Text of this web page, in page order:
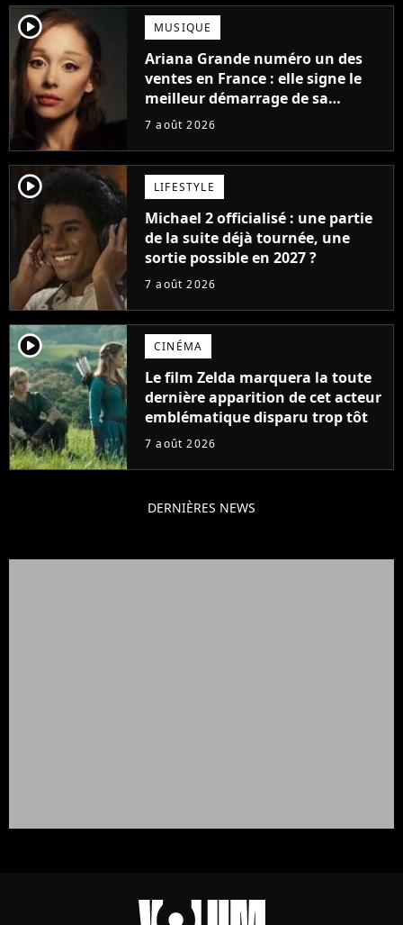
player2 MUSIQUE
Ariana Grande numéro un des
ventes en France : elle signe le
meilleur démarrage de sa
carrière avec son album Petal
7 août 2026
player2 LIFESTYLE
Michael 2 officialisé : une partie
de la suite déjà tournée, une
sortie possible en 2027 ?
7 août 2026
player2 CINÉMA
Le film Zelda marquera la toute
dernière apparition de cet acteur
emblématique disparu trop tôt
7 août 2026
DERNIÈRES NEWS